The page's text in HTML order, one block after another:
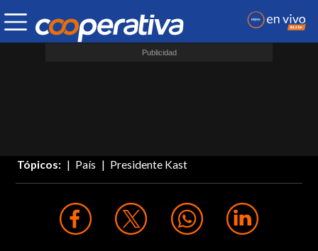
Tópicos: País Presidente Kast